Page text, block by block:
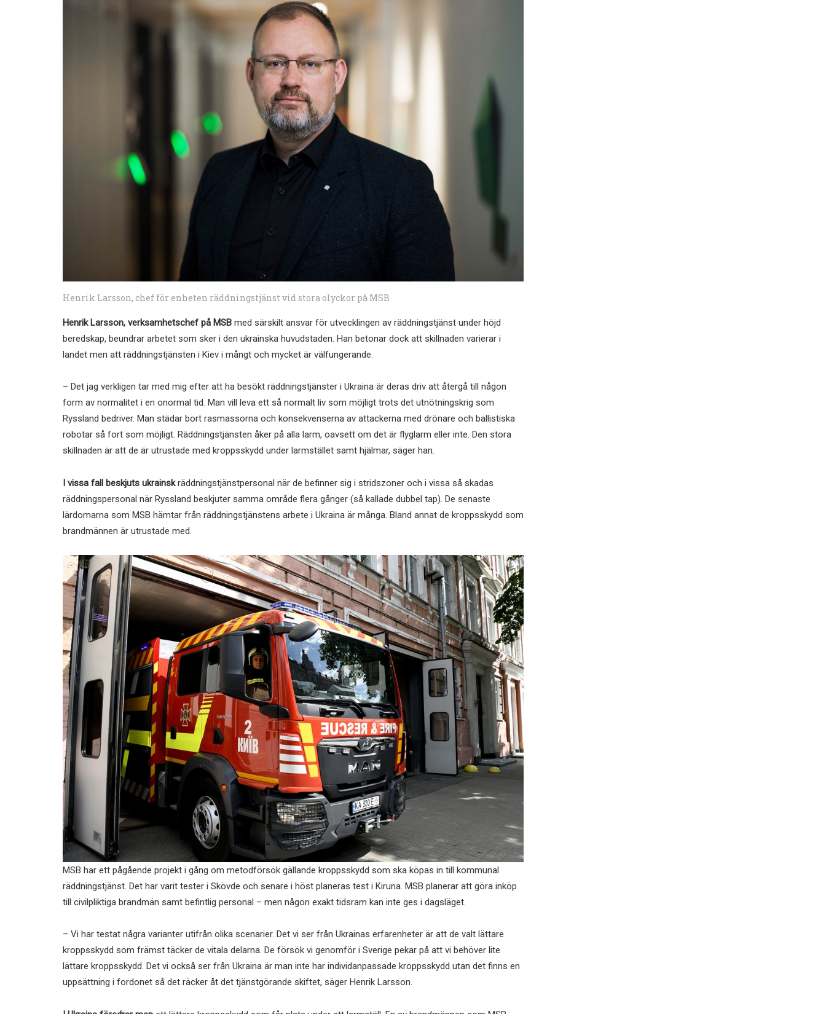
Henrik Larsson, chef för enheten räddningstjänst vid stora olyckor på MSB
Henrik Larsson, verksamhetschef på MSB med särskilt ansvar för utvecklingen av räddningstjänst under höjd
beredskap, beundrar arbetet som sker i den ukrainska huvudstaden. Han betonar dock att skillnaden varierar i
landet men att räddningstjänsten i Kiev i mångt och mycket är välfungerande.
– Det jag verkligen tar med mig efter att ha besökt räddningstjänster i Ukraina är deras driv att återgå till någon
form av normalitet i en onormal tid. Man vill leva ett så normalt liv som möjligt trots det utnötningskrig som
Ryssland bedriver. Man städar bort rasmassorna och konsekvenserna av attackerna med drönare och ballistiska
robotar så fort som möjligt. Räddningstjänsten åker på alla larm, oavsett om det är flyglarm eller inte. Den stora
skillnaden är att de är utrustade med kroppsskydd under larmstället samt hjälmar, säger han.
I vissa fall beskjuts ukrainskräddningstjänstpersonal när de befinner sig i stridszoner och i vissa så skadas
räddningspersonal när Ryssland beskjuter samma område flera gånger (så kallade dubbel tap). De senaste
lärdomarna som MSB hämtar från räddningstjänstens arbete i Ukraina är många. Bland annat de kroppsskydd som
brandmännen är utrustade med.
MSB har ett pågående projekt i gång om metodförsök gällande kroppsskydd som ska köpas in till kommunal
räddningstjänst. Det har varit tester i Skövde och senare i höst planeras test i Kiruna. MSB planerar att göra inköp
till civilpliktiga brandmän samt befintlig personal – men någon exakt tidsram kan inte ges i dagsläget.
– Vi har testat några varianter utifrån olika scenarier. Det vi ser från Ukrainas erfarenheter är att de valt lättare
kroppsskydd som främst täcker de vitala delarna. De försök vi genomför i Sverige pekar på att vi behöver lite
lättare kroppsskydd. Det vi också ser från Ukraina är man inte har individanpassade kroppsskydd utan det finns en
uppsättning i fordonet så det räcker åt det tjänstgörande skiftet, säger Henrik Larsson.